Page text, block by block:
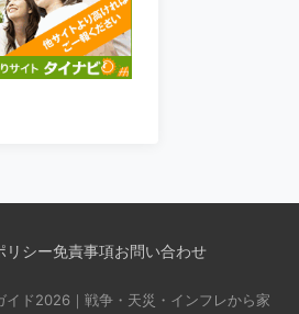
リシー免責事項お問い合わせ
ド2026｜戦争・天災・インフレから家